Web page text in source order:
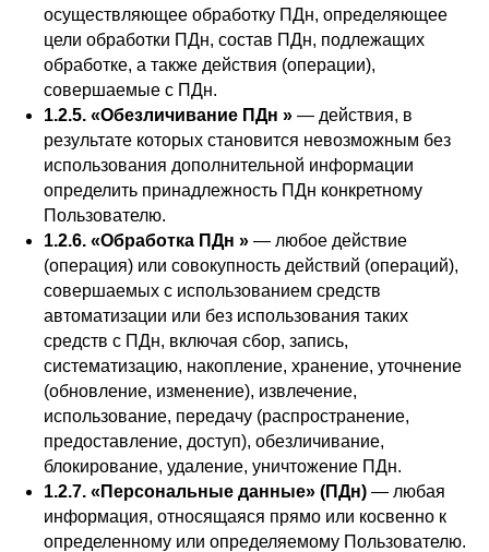
осуществляющее обработку ПДн, определяющее
цели обработки ПДн, состав ПДн, подлежащих
обработке, а также действия (операции),
совершаемые с ПДн.
1.2.5. «Обезличивание ПДн » — действия, в
результате которых становится невозможным без
использования дополнительной информации
определить принадлежность ПДн конкретному
Пользователю.
1.2.6. «Обработка ПДн » — любое действие
(операция) или совокупность действий (операций),
совершаемых с использованием средств
автоматизации или без использования таких
средств с ПДн, включая сбор, запись,
систематизацию, накопление, хранение, уточнение
(обновление, изменение), извлечение,
использование, передачу (распространение,
предоставление, доступ), обезличивание,
блокирование, удаление, уничтожение ПДн.
1.2.7. «Персональные данные» (ПДн) — любая
информация, относящаяся прямо или косвенно к
определенному или определяемому Пользователю.